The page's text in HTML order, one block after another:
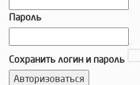
Пароль
Сохранить логин и пароль